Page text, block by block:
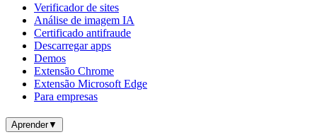
Verificador de sites
Análise de imagem IA
Certificado antifraude
Descarregar apps
Demos
Extensão Chrome
Extensão Microsoft Edge
Para empresas
Aprender▼